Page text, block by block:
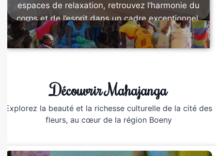
espaces de relaxation, retrouvez l’harmonie du
corps et de l’esprit dans un cadre exceptionnel.
Découvrir Mahajanga
Explorez la beauté et la richesse culturelle de la cité des
fleurs, au cœur de la région Boeny